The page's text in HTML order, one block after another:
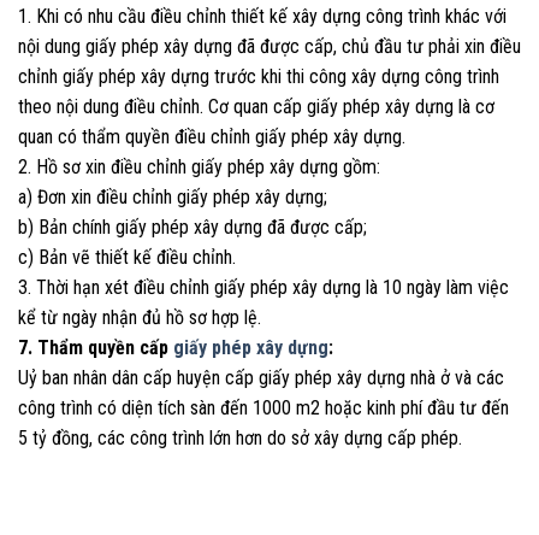
1. Khi có nhu cầu điều chỉnh thiết kế xây dựng công trình khác với
nội dung giấy phép xây dựng đã được cấp, chủ đầu tư phải xin điều
chỉnh giấy phép xây dựng trước khi thi công xây dựng công trình
theo nội dung điều chỉnh. Cơ quan cấp giấy phép xây dựng là cơ
quan có thẩm quyền điều chỉnh giấy phép xây dựng.
2. Hồ sơ xin điều chỉnh giấy phép xây dựng gồm:
a) Đơn xin điều chỉnh giấy phép xây dựng;
b) Bản chính giấy phép xây dựng đã được cấp;
c) Bản vẽ thiết kế điều chỉnh.
3. Thời hạn xét điều chỉnh giấy phép xây dựng là 10 ngày làm việc
kể từ ngày nhận đủ hồ sơ hợp lệ.
7. Thẩm quyền cấp giấy phép xây dựng:
Uỷ ban nhân dân cấp huyện cấp giấy phép xây dựng nhà ở và các
công trình có diện tích sàn đến 1000 m2 hoặc kinh phí đầu tư đến
5 tỷ đồng, các công trình lớn hơn do sở xây dựng cấp phép.